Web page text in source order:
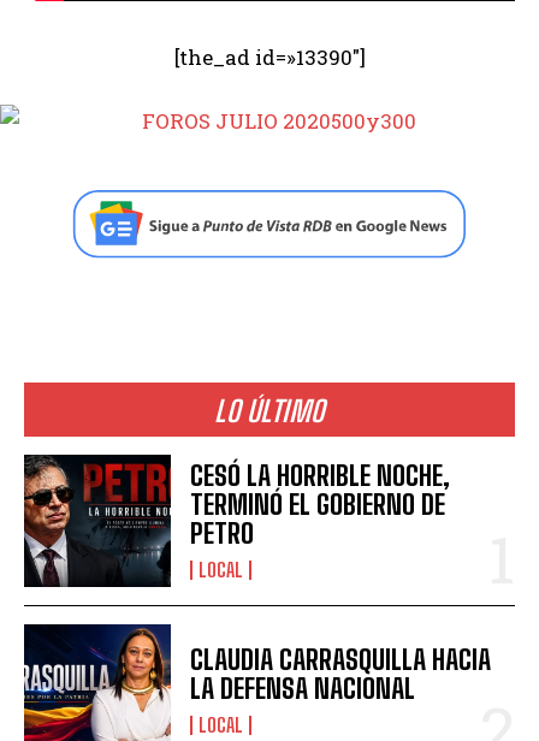
[the_ad id=»13390″]
LO ÚLTIMO
CESÓ LA HORRIBLE NOCHE,
TERMINÓ EL GOBIERNO DE
PETRO
LOCAL
CLAUDIA CARRASQUILLA HACIA
LA DEFENSA NACIONAL
LOCAL